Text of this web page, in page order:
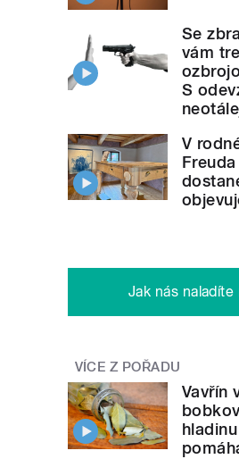
Se
vám
S
V
Jak nás naladíte
VÍCE Z POŘADU
Vavřín